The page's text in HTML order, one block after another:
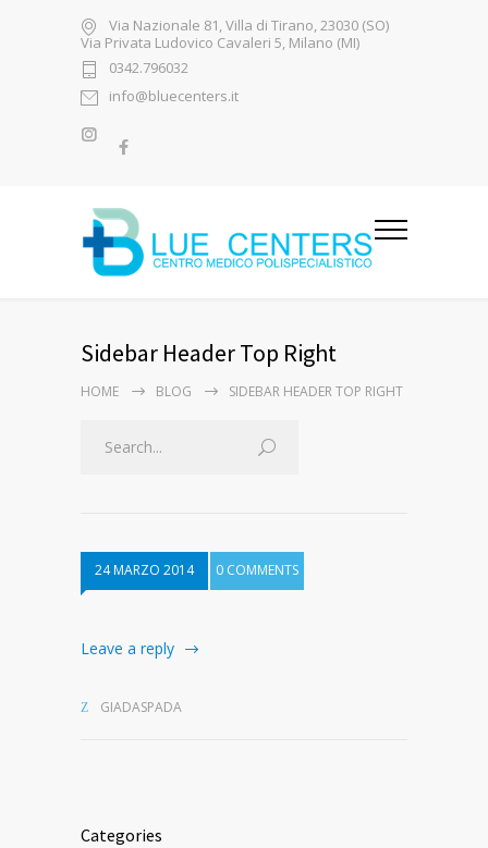
Via Nazionale 81, Villa di Tirano, 23030 (SO)
Via Privata Ludovico Cavaleri 5, Milano (MI)
0342.796032
info@bluecenters.it
Sidebar Header Top Right
HOME BLOG SIDEBAR HEADER TOP RIGHT
24 MARZO 2014 0 COMMENTS
Leave a reply
GIADASPADA
Categories